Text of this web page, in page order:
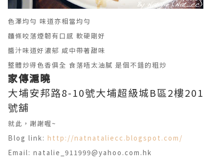
色澤均勻 味道亦相當均勻
麵條咬落煙韌有口感 軟硬剛好
醬汁味道好濃郁 咸中帶著甜味
整體炒得色香俱全 食落唔太油膩 是個不錯的粗炒
家傳滬曉
大埔安邦路8-10號大埔超級城B區2樓201
號舖
就此，謝謝喔~
Blog link: http://natnataliecc.blogspot.com/
Email: natalie_911999@yahoo.com.hk